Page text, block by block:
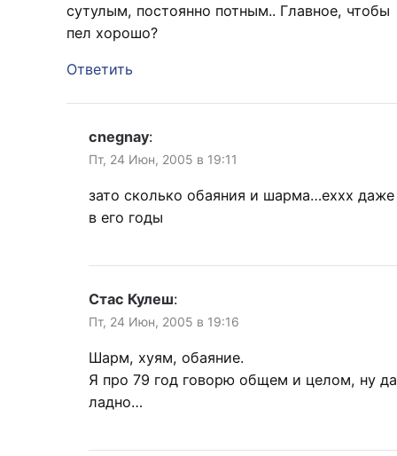
сутулым, постоянно потным.. Главное, чтобы
пел хорошо?
Ответить
cnegnay:
Пт, 24 Июн, 2005 в 19:11
зато сколько обаяния и шарма…еххх даже
в его годы
Стас Кулеш:
Пт, 24 Июн, 2005 в 19:16
Шарм, хуям, обаяние.
Я про 79 год говорю общем и целом, ну да
ладно…